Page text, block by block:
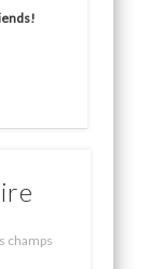
champs